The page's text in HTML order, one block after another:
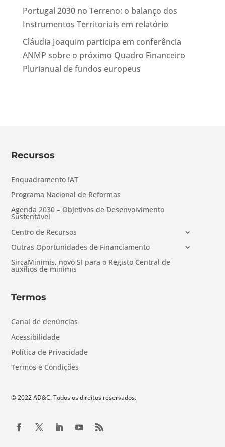
Portugal 2030 no Terreno: o balanço dos
Instrumentos Territoriais em relatório
Cláudia Joaquim participa em conferência
ANMP sobre o próximo Quadro Financeiro
Plurianual de fundos europeus
Recursos
Enquadramento IAT
Programa Nacional de Reformas
Agenda 2030 – Objetivos de Desenvolvimento
Sustentável
Centro de Recursos
Outras Oportunidades de Financiamento
SircaMinimis, novo SI para o Registo Central de
auxílios de minimis
Termos
Canal de denúncias
Acessibilidade
Política de Privacidade
Termos e Condições
© 2022 AD&C. Todos os direitos reservados.